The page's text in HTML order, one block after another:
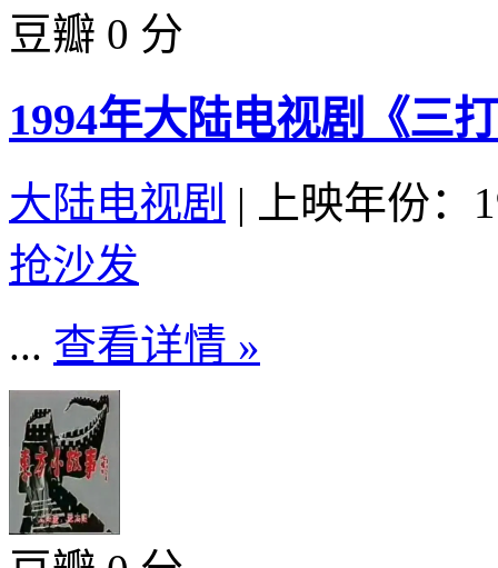
豆瓣 0 分
1994年大陆电视剧《三
大陆电视剧 |
上映年份：
抢沙发
... 查看详情 »